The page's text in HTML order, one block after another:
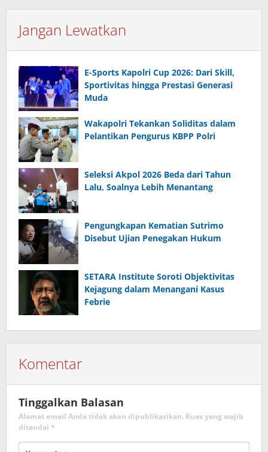
Jangan Lewatkan
E-Sports Kapolri Cup 2026: Dari Skill,
Sportivitas hingga Prestasi Generasi
Muda
Wakapolri Tekankan Soliditas dalam
Pelantikan Pengurus KBPP Polri
Seleksi Akpol 2026 Beda dari Tahun
Lalu, Soalnya Lebih Menantang
Pengungkapan Kematian Sutrimo
Disebut Ujian Penegakan Hukum
SETARA Institute Soroti Objektivitas
Kejagung dalam Menangani Kasus
Febrie
Komentar
Tinggalkan Balasan
Alamat email Anda tidak akan dipublikasikan. Ruas yang wajib
ditandai *